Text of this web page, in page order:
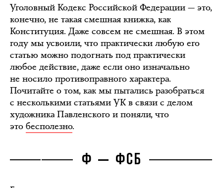
Уголовный Кодекс Российской Федерации — это,
конечно, не такая смешная книжка, как
Конституция. Даже совсем не смешная. В этом
году мы усвоили, что практически любую его
статью можно подогнать под практически
любое действие, даже если оно изначально
не носило противоправного характера.
Почитайте о том, как мы пытались разобраться
с несколькими статьями УК в связи с делом
художника Павленского и поняли, что
это бесполезно.
Ф — ФСБ